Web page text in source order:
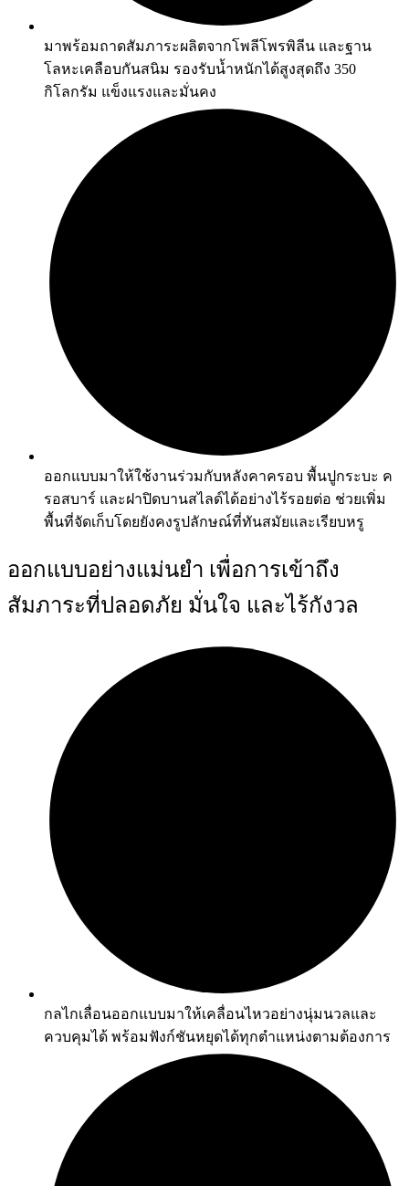
มาพร้อมถาดสัมภาระผลิตจากโพลีโพรพิลีน และฐาน
โลหะเคลือบกันสนิม รองรับน้ำหนักได้สูงสุดถึง 350
กิโลกรัม แข็งแรงและมั่นคง
ออกแบบมาให้ใช้งานร่วมกับหลังคาครอบ พื้นปูกระบะ ค
รอสบาร์ และฝาปิดบานสไลด์ได้อย่างไร้รอยต่อ ช่วยเพิ่ม
พื้นที่จัดเก็บโดยยังคงรูปลักษณ์ที่ทันสมัยและเรียบหรู
ออกแบบอย่างแม่นยำ เพื่อการเข้าถึง
สัมภาระที่ปลอดภัย มั่นใจ และไร้กังวล
กลไกเลื่อนออกแบบมาให้เคลื่อนไหวอย่างนุ่มนวลและ
ควบคุมได้ พร้อมฟังก์ชันหยุดได้ทุกตำแหน่งตามต้องการ